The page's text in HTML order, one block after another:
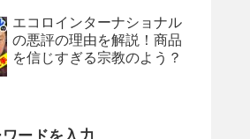
エコロインターナショナル
の悪評の理由を解説！商品
を信じすぎる宗教のよう？